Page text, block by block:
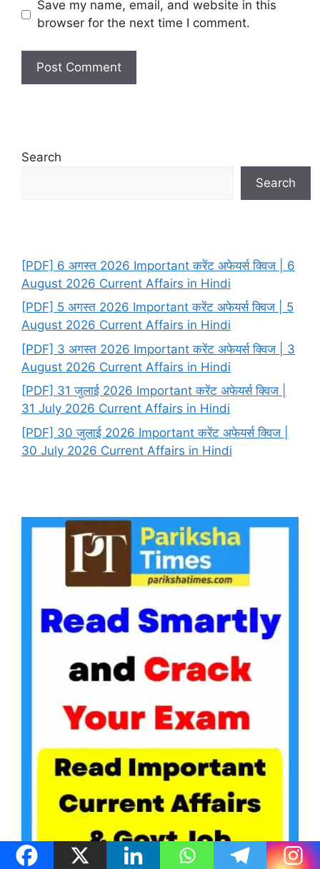
Save my name, email, and website in this
browser for the next time I comment.
Search
Search
[PDF] 6 अगस्त 2026 Important करेंट अफेयर्स क्विज | 6
August 2026 Current Affairs in Hindi
[PDF] 5 अगस्त 2026 Important करेंट अफेयर्स क्विज | 5
August 2026 Current Affairs in Hindi
[PDF] 3 अगस्त 2026 Important करेंट अफेयर्स क्विज | 3
August 2026 Current Affairs in Hindi
[PDF] 31 जुलाई 2026 Important करेंट अफेयर्स क्विज |
31 July 2026 Current Affairs in Hindi
[PDF] 30 जुलाई 2026 Important करेंट अफेयर्स क्विज |
30 July 2026 Current Affairs in Hindi